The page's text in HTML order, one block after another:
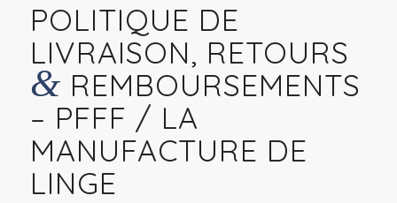
POLITIQUE DE
LIVRAISON, RETOURS
& REMBOURSEMENTS
– PFFF / LA
MANUFACTURE DE
LINGE